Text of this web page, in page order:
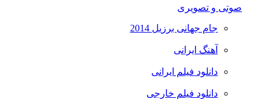
صوتی و تصویری
جام جهانی برزیل 2014
آهنگ ایرانی
دانلود فیلم ایرانی
دانلود فیلم خارجی